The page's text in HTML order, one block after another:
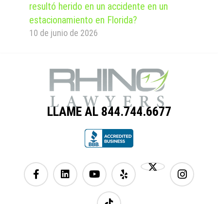
resultó herido en un accidente en un
estacionamiento en Florida?
10 de junio de 2026
LLAME AL 844.744.6677